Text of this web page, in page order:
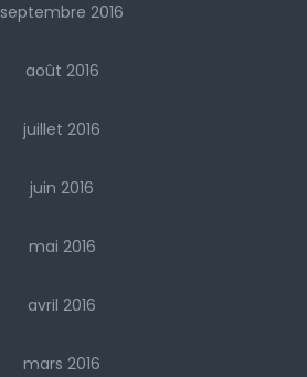
septembre 2016
août 2016
juillet 2016
juin 2016
mai 2016
avril 2016
mars 2016